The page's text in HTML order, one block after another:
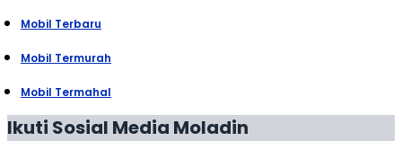
Mobil Terbaru
Mobil Termurah
Mobil Termahal
Ikuti Sosial Media Moladin